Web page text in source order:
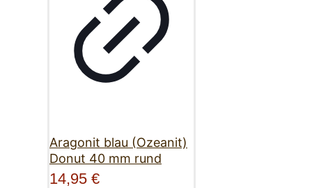
Aragonit blau (Ozeanit)
Donut 40 mm rund
14,95 €